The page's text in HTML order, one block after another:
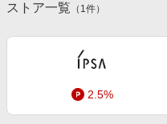
カテゴリー一覧
百貨店・総合ECモール
ファッション・インナー・小物
食品・スイーツ・お酒
初回購入者限定特典
友達紹介
ストア一覧 （ 1件）
2.5%